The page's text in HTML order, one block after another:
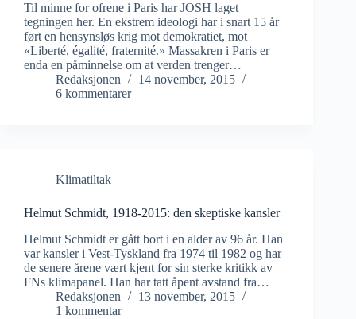
Til minne for ofrene i Paris har JOSH laget
tegningen her. En ekstrem ideologi har i snart 15 år
ført en hensynsløs krig mot demokratiet, mot
«Liberté, égalité, fraternité.» Massakren i Paris er
enda en påminnelse om at verden trenger…
Redaksjonen
14 november, 2015
6 kommentarer
Klimatiltak
Helmut Schmidt, 1918-2015: den skeptiske kansler
Helmut Schmidt er gått bort i en alder av 96 år. Han
var kansler i Vest-Tyskland fra 1974 til 1982 og har
de senere årene vært kjent for sin sterke kritikk av
FNs klimapanel. Han har tatt åpent avstand fra…
Redaksjonen
13 november, 2015
1 kommentar